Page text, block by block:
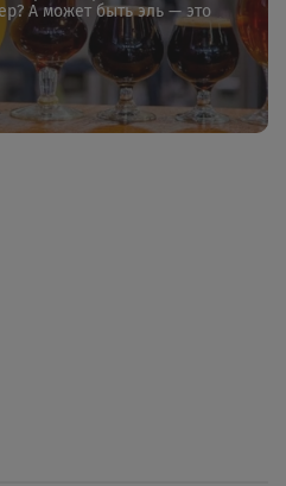
А может быть эль — это